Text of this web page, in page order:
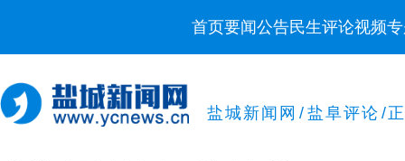
首页要闻公告民生评论视频
盐城新闻网 / 盐阜评论 /